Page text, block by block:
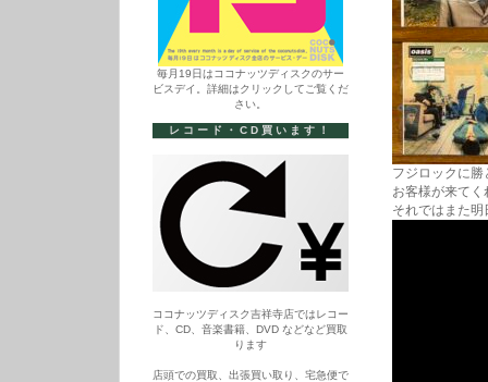
フジロックに
お客様が来て
それではまた
毎月19日はココナッツディスクのサー
ビスデイ。詳細はクリックしてご覧くだ
さい。
レコード・CD買います！
ココナッツディスク吉祥寺店ではレコー
ド、CD、音楽書籍、DVD などなど買取
ります
店頭での買取、出張買い取り、宅急便で